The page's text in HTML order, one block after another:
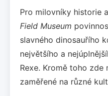
Pro milovníky historie
Field Museum
slavného dinosauřího
největšího a
Rexe. Kromě toho
zaměřené na různé